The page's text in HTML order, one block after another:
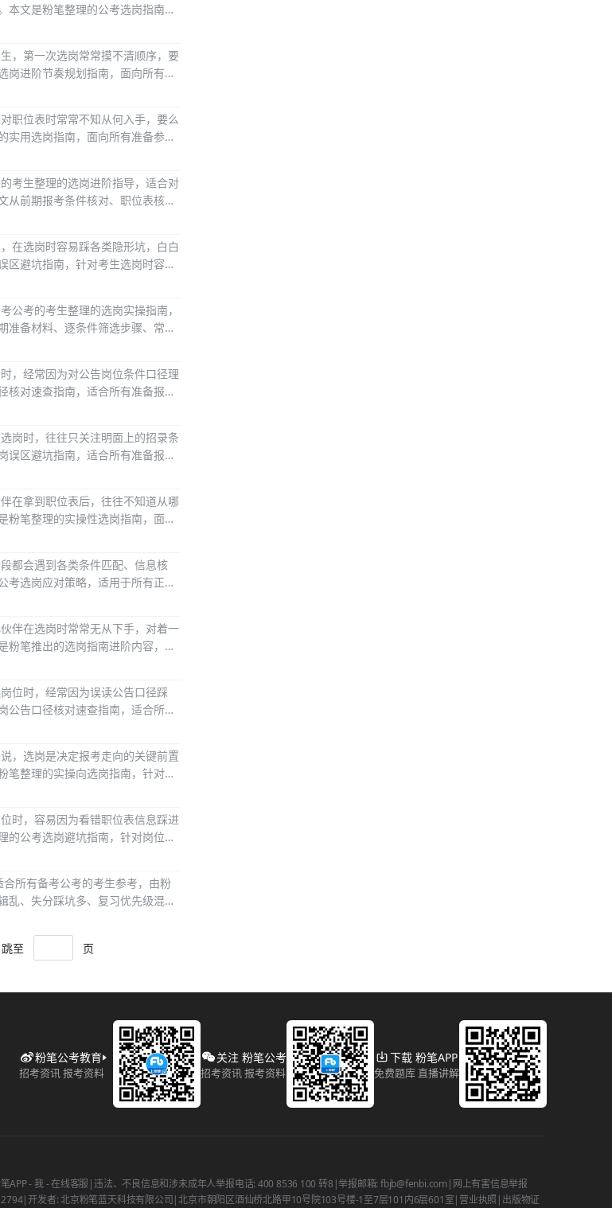
本文是粉笔整理的公考选岗指南速
，第一次选岗常常摸不清顺序，要
岗进阶节奏规划指南，面向所有第
职位表时常常不知从何入手，要么
实用选岗指南，面向所有准备参与
考生整理的选岗进阶指导，适合对
从前期报考条件核对、职位表核心
在选岗时容易踩各类隐形坑，白白
区避坑指南，针对考生选岗时容易
公考的考生整理的选岗实操指南，
准备材料、逐条件筛选步骤、常见
，经常因为对公告岗位条件口径理
核对速查指南，适合所有准备报考
岗时，往往只关注明面上的招录条
误区避坑指南，适合所有准备报考
在拿到职位表后，往往不知道从哪
粉笔整理的实操性选岗指南，面向
都会遇到各类条件匹配、信息核
考选岗应对策略，适用于所有正在
伴在选岗时常常无从下手，对着一
粉笔推出的选岗指南进阶内容，适
位时，经常因为误读公告口径踩
公告口径核对速查指南，适合所有
，选岗是决定报考走向的关键前置
笔整理的实操向选岗指南，针对考
时，容易因为看错职位表信息踩进
的公考选岗避坑指南，针对岗位筛
所有备考公考的考生参考，由粉
乱、失分踩坑多、复习优先级混乱
跳至 页
粉笔公考教育
招考资讯 报考资料
关注 粉笔公考
招考资讯 报考资料
下载 粉笔APP
免费题库 直播讲解
APP - 我 - 在线客服 |违法、不良信息和涉未成年人举报电话: 400 8536 100 转8 |举报邮箱: fbjb@fenbi.com | 网上有害信息举报
|开发者: 北京粉笔蓝天科技有限公司|北京市朝阳区酒仙桥北路甲10号院103号楼-1至7层101内6层601室| 营业执照 | 出版物证